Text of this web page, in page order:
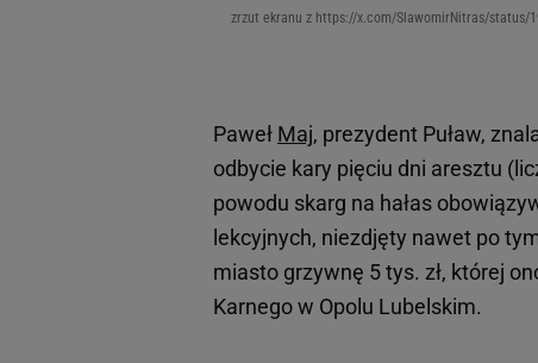
zrzut ekranu z https://x.com/SlawomirNitras/status/
Paweł Maj, prezydent Puław,
odbycie kary pięciu dni aresztu
powodu skarg na hałas
lekcyjnych, niezdjęty nawet po
miasto grzywnę 5 tys. zł, której
Karnego w Opolu Lubelskim.